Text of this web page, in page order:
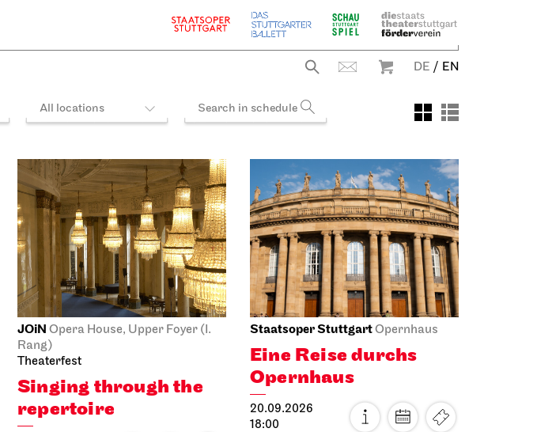
DE / EN
All locations
JOiN Opera House, Upper Foyer (I.
Rang)
Theaterfest
Singing through the
repertoire
Staatsoper StuttgartOpernhaus
Eine Reise durchs
Opernhaus
20.09.2026
18:00